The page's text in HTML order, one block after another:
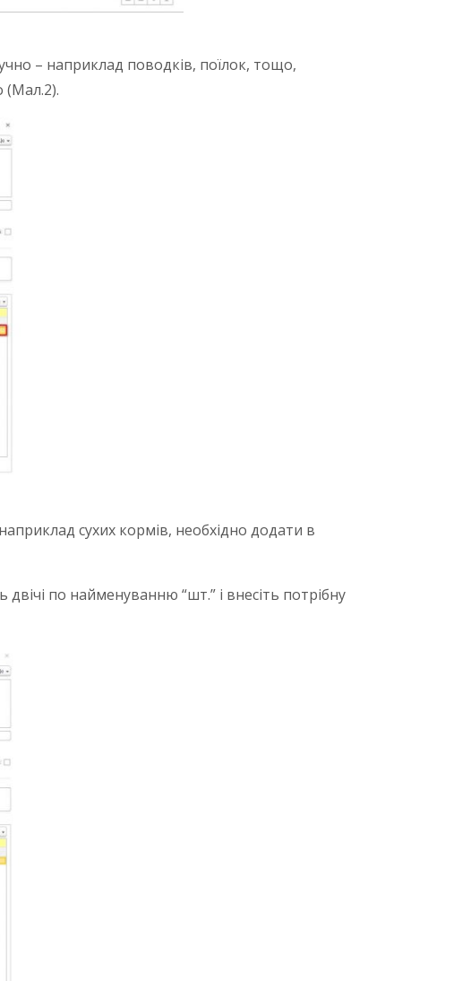
– наприклад поводків, поїлок, тощо,
(Мал.2).
сухих кормів, необхідно додати в
по найменуванню “шт.” і внесіть потрібну